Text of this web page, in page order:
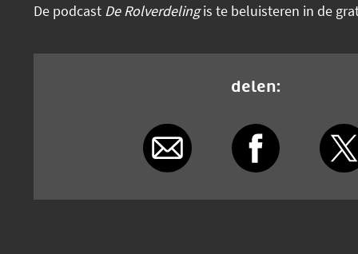
De podcast De Rolverdelingis te beluisteren in de
delen: